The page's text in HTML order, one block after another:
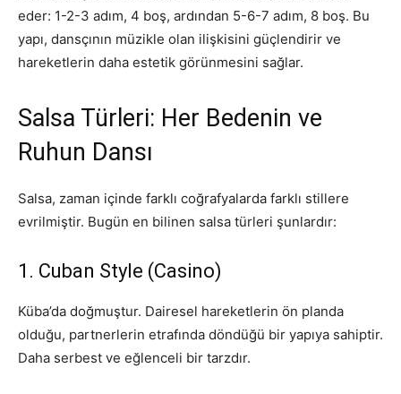
eder: 1-2-3 adım, 4 boş, ardından 5-6-7 adım, 8 boş. Bu
yapı, dansçının müzikle olan ilişkisini güçlendirir ve
hareketlerin daha estetik görünmesini sağlar.
Salsa Türleri: Her Bedenin ve
Ruhun Dansı
Salsa, zaman içinde farklı coğrafyalarda farklı stillere
evrilmiştir. Bugün en bilinen salsa türleri şunlardır:
1. Cuban Style (Casino)
Küba’da doğmuştur. Dairesel hareketlerin ön planda
olduğu, partnerlerin etrafında döndüğü bir yapıya sahiptir.
Daha serbest ve eğlenceli bir tarzdır.